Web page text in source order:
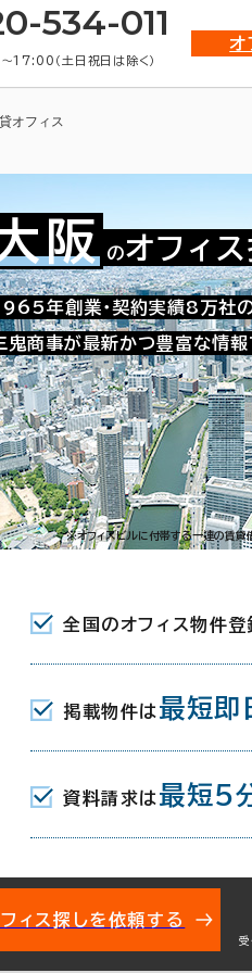
534-011
17:00（土日祝日は除く）
オ
オフィス
お問い合わせ番号：
農人橋2-1-35
駅(地下鉄堺筋線･中央線)
地下鉄谷町線/京阪中之島線･本
阪 のオフィ
年創業・契約実績8万社
鬼商事が最新かつ豊富な情報
※オフィスビルに付帯する一連の賃
全国のオフィス物件
掲載物件は 最短即
資料請求は 最短5
ィス探しを依頼する